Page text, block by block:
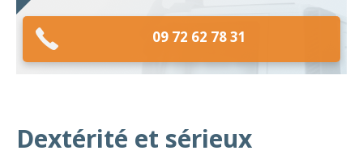
09 72 62 78 31
Dextérité et sérieux